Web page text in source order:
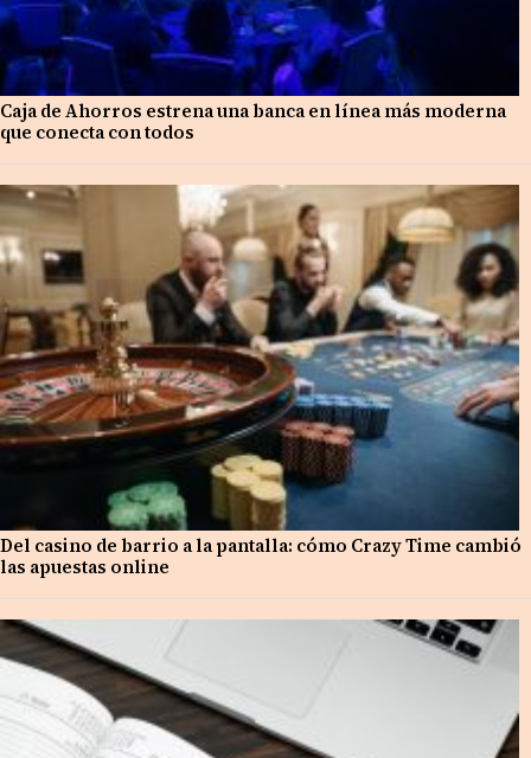
Caja de Ahorros estrena una banca en línea más moderna
que conecta con todos
Del casino de barrio a la pantalla: cómo Crazy Time cambió
las apuestas online